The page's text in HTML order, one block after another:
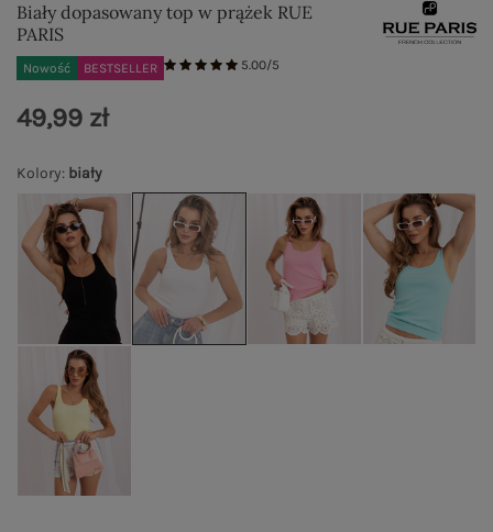
Biały dopasowany top w prążek RUE
PARIS
Nowość BESTSELLER 5.00/5
Kolory: biały
49,99 zł